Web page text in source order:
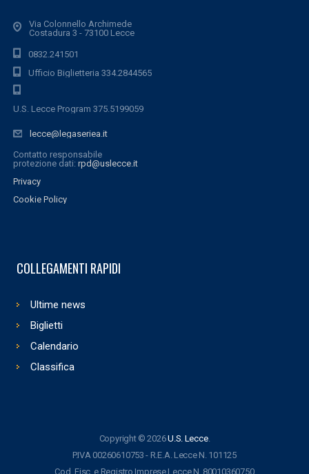
Via Colonnello Archimede
Costadura 3 - 73100 Lecce
0832.241501
Ufficio Biglietteria 334.2844565
U.S. Lecce Program 375.5199059
lecce@legaseriea.it
Contatto responsabile
protezione dati: rpd@uslecce.it
Privacy
Cookie Policy
COLLEGAMENTI RAPIDI
Ultime news
Biglietti
Calendario
Classifica
Copyright © 2026U.S. Lecce.
P.IVA 00260610753 - R.E.A. Lecce N. 101125
Cod. Fisc. e Registro Imprese Lecce N. 80010360750